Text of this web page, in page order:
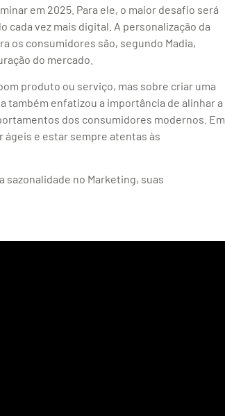
em 2025. Para ele, o maior desafio será
cada vez mais digital. A personalização da
os consumidores são, segundo Madia,
do mercado.
produto ou serviço, mas sobre criar uma
também enfatizou a importância de alinhar a
dos consumidores modernos. Em
e estar sempre atentas às
sazonalidade no Marketing, suas